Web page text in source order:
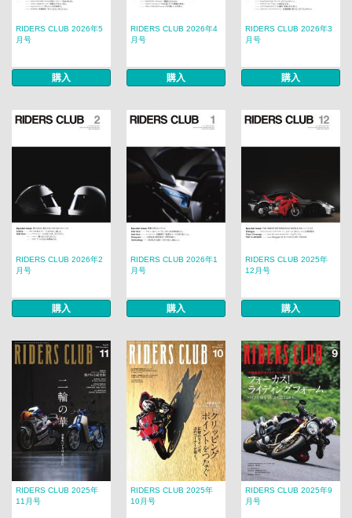
RIDERS CLUB 2026年5
月号
購入
RIDERS CLUB 2026年4
月号
購入
RIDERS CLUB 2026年3
月号
購入
RIDERS CLUB 2026年2
月号
購入
RIDERS CLUB 2026年1
月号
購入
RIDERS CLUB 2025年
12月号
購入
RIDERS CLUB 2025年
11月号
RIDERS CLUB 2025年
10月号
RIDERS CLUB 2025年9
月号